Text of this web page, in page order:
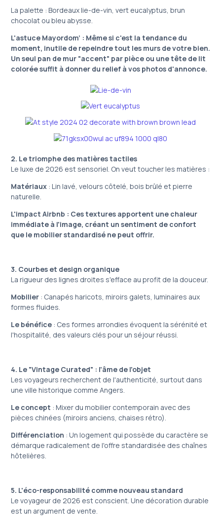
La palette : Bordeaux lie-de-vin, vert eucalyptus, brun
chocolat ou bleu abysse.
L'astuce Mayordom’ : Même si c'est la tendance du
moment, inutile de repeindre tout les murs de votre bien.
Un seul pan de mur "accent" par pièce ou une tête de lit
colorée suffit à donner du relief à vos photos d'annonce.
2. Le triomphe des matières tactiles
Le luxe de 2026 est sensoriel. On veut toucher les matières :
Matériaux : Lin lavé, velours côtelé, bois brûlé et pierre
naturelle.
L'impact Airbnb : Ces textures apportent une chaleur
immédiate à l'image, créant un sentiment de confort
que le mobilier standardisé ne peut offrir.
3. Courbes et design organique
La rigueur des lignes droites s'efface au profit de la douceur.
Mobilier : Canapés haricots, miroirs galets, luminaires aux
formes fluides.
Le bénéfice : Ces formes arrondies évoquent la sérénité et
l'hospitalité, des valeurs clés pour un séjour réussi.
4. Le "Vintage Curated" : l'âme de l'objet
Les voyageurs recherchent de l'authenticité, surtout dans
une ville historique comme Angers.
Le concept : Mixer du mobilier contemporain avec des
pièces chinées (miroirs anciens, chaises rétro).
Différenciation : Un logement qui possède du caractère se
démarque radicalement de l'offre standardisée des chaînes
hôtelières.
5. L'éco-responsabilité comme nouveau standard
Le voyageur de 2026 est conscient. Une décoration durable
est un argument de vente.